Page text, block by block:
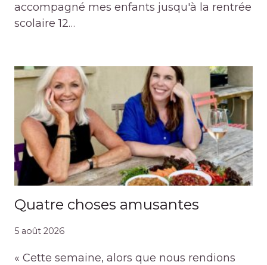
accompagné mes enfants jusqu'à la rentrée
scolaire 12…
Quatre choses amusantes
5 août 2026
« Cette semaine, alors que nous rendions